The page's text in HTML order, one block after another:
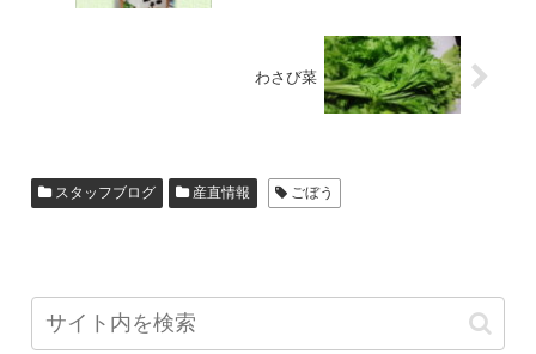
わさび菜
スタッフブログ 産直情報 ごぼう